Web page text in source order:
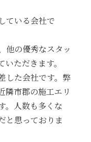
ている会社で
他の優秀なスタッ
ただきます。
した会社です。弊
隣市郡の施工エリ
。人数も多くな
と思っておりま